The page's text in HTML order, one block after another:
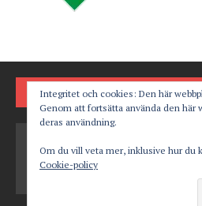
FÖLJ OSS PÅ
Integritet och cookies: Den här
Genom att fortsätta använda den här
deras användning.
Om du vill veta mer, inklusive hur du
Cookie-policy